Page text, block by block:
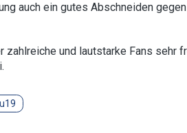
auch ein gutes Abschneiden
zahlreiche und lautstarke Fans sehr
u19